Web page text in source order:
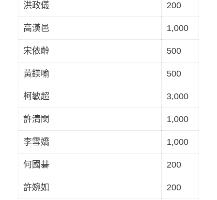
洪政儀 200
高漢邑 1,000
宋依齡 500
黃鎂喻 500
柯敏超 3,000
許清閔 1,000
李雪嬌 1,000
何國碁 200
許婉如 200